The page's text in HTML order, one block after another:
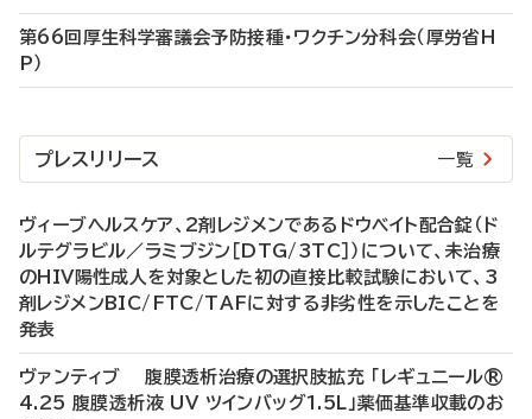
第66回厚生科学審議会予防接種・ワクチン分科会（厚労省H
P）
プレスリリース 一覧
ヴィーブヘルスケア、2剤レジメンであるドウベイト配合錠（ド
ルテグラビル／ラミブジン［DTG/3TC］）について、未治療
のHIV陽性成人を対象とした初の直接比較試験において、3
剤レジメンBIC/FTC/TAFに対する非劣性を示したことを
発表
ヴァンティブ 腹膜透析治療の選択肢拡充 「レギュニール®
4.25 腹膜透析液 UV ツインバッグ1.5L」薬価基準収載のお